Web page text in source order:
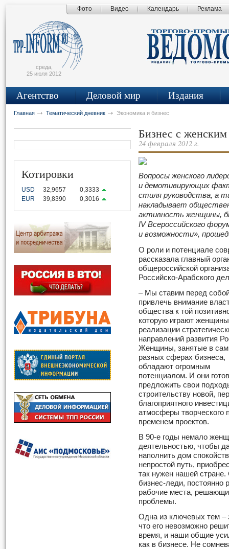
Фото Видео Календарь Реклама
среда,
25 июля 2012
Агентство Деловой мир Издания
Главная Тематический дневник Экономика и бизнес
Котировки
USD 32,9657
0,3333
EUR
39,8390 0,3016
Бизнес с
24 февраля 2012 г.
Вопросы женского
и демотивирующих
стиля руководства, а
накладывает
активность женщины,
IV Всероссийского
и возможности»,
О роли и потенциале
рассказала главный
общероссийской
Российско-Арабского
– Мы ставим перед
привлечь внимание
общества к той
которую играют
реализации
направлений развития
Женщины, занятые в
разных сферах бизнеса,
обладают огромным
потенциалом. И они
предложить свои
строительству новой,
благоприятного
атмосферы творческого
временем проектов.
В 90-е годы немало
деятельностью, чтобы
наполнить дом
непростой путь,
так нужен нашей
бизнес-леди,
рабочие места,
проблемы.
Одна из ключевых тем –
что его невозможно
время, и наши общие
как в бизнесе. Не